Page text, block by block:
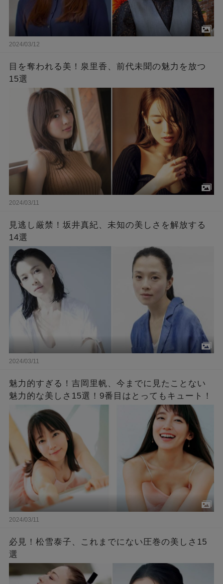
2024/03/12
目を奪われる美！泉里香、前代未聞の魅力を放つ
15選
2024/03/11
見逃し厳禁！坂井真紀、未知の美しさを解放する
14選
2024/03/11
魅力的すぎる！吉岡里帆、今までに見たことない
魅力的な美しさ15選！9番目はとってもキュート！
2024/03/11
必見！松雪泰子、これまでにない圧巻の美しさ15
選